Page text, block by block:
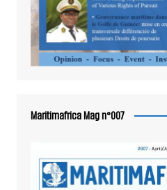
Maritimafrica Mag n°007